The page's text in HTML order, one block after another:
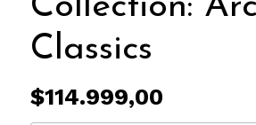
Classics
$114.999,00